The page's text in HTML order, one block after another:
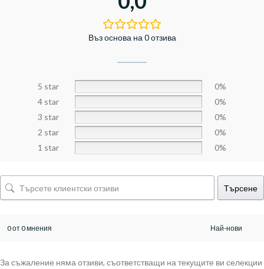
Въз основа на 0 отзива
5 star
0%
4 star
0%
3 star
0%
2 star
0%
1 star
0%
Търсене
0 от 0 мнения
За съжаление няма отзиви, съответстващи на текущите ви селекции